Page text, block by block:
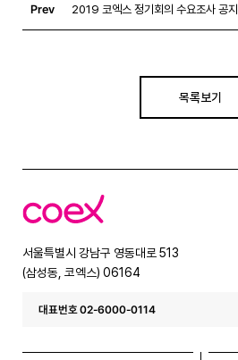
Prev 2019 코엑스 정기회의 수요조사 공지
목록보기
코
엑
서울특별시 강남구 영동대로 513
(삼성동, 코엑스) 06164
대표번호 02-6000-0114